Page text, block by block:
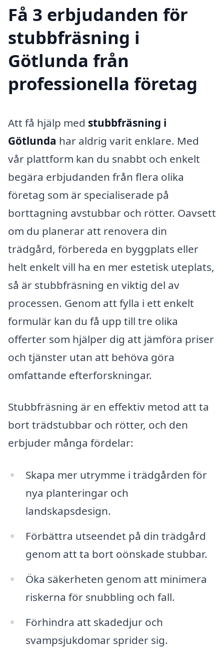
Få 3 erbjudanden för
stubbfräsning i
Götlunda från
professionella företag
Att få hjälp med stubbfräsning i
Götlunda har aldrig varit enklare. Med
vår plattform kan du snabbt och enkelt
begära erbjudanden från flera olika
företag som är specialiserade på
borttagning avstubbar och rötter. Oavsett
om du planerar att renovera din
trädgård, förbereda en byggplats eller
helt enkelt vill ha en mer estetisk uteplats,
så är stubbfräsning en viktig del av
processen. Genom att fylla i ett enkelt
formulär kan du få upp till tre olika
offerter som hjälper dig att jämföra priser
och tjänster utan att behöva göra
omfattande efterforskningar.
Stubbfräsning är en effektiv metod att ta
bort trädstubbar och rötter, och den
erbjuder många fördelar:
Skapa mer utrymme i trädgården för
nya planteringar och
landskapsdesign.
Förbättra utseendet på din trädgård
genom att ta bort oönskade stubbar.
Öka säkerheten genom att minimera
riskerna för snubbling och fall.
Förhindra att skadedjur och
svampsjukdomar sprider sig.